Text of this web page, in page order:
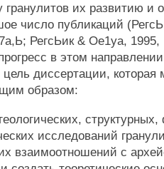
гранулитов их развитию и
число публикаций
РегсЬик & Ое1уа, 1995,
в этом
диссертации, которая
образом:
исследований
взаимоотношений с